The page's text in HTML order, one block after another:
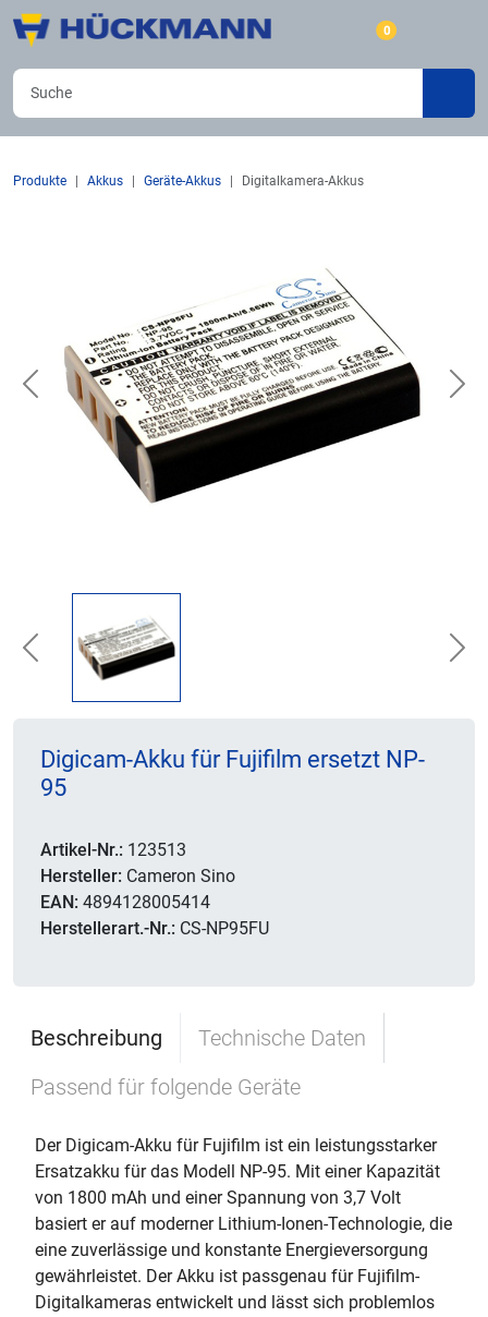
0
Produkte Akkus Geräte-Akkus Digitalkamera-Akkus
Previous
Previous
Digicam-Akku für Fujifilm ersetzt NP-
95
Artikel-Nr.: 123513
Hersteller: Cameron Sino
EAN: 4894128005414
Herstellerart.-Nr.: CS-NP95FU
Beschreibung
Technische Daten
Passend für folgende Geräte
Der Digicam-Akku für Fujifilm ist ein leistungsstarker
Ersatzakku für das Modell NP-95. Mit einer Kapazität
von 1800 mAh und einer Spannung von 3,7 Volt
basiert er auf moderner Lithium-Ionen-Technologie, die
eine zuverlässige und konstante Energieversorgung
gewährleistet. Der Akku ist passgenau für Fujifilm-
Digitalkameras entwickelt und lässt sich problemlos